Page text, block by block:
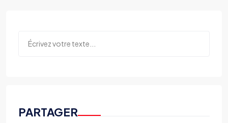
PARTAGER